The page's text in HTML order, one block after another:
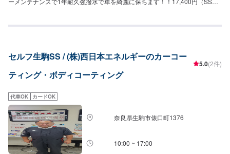
り付着した汚れが水と一緒に落ちます。（汚れによっては洗車をする必要も
ドキーパー（3〜8時間）ノーメンテナンスで3年間耐久より強いガラス被膜
で塗装により深いツヤをだし強固に守ります。49,900円（SS）55,100円
（S）60,400円（M）64,400円（L）70,900円（LL）90,700円（XL）◎Wダ
ンドキーパーと同様のガラス被膜が2層でより強固になり、計3層の被膜で車
の綺麗を保ちます。72,200円（SS）79,900円（S）87,600円（M）93,200円
（L）102,900円（LL）131,400円（XL）◎エコダイヤキーパー（3〜8時間）
ノーメンテナンスで3年耐久新たに開発されたECOプラスレジンを防ぐ独特
な防汚能力を持つ被膜で、自然の雨で汚れが落ちやすくなります。72,200円
（SS）79,900円（S）87,600円（M）93,200円（L）102,900円（LL）
131,400円（XL）【その他サイドメニュー】◎ホイールコーティング<シング
セルフ生駒SS / (株)西日本エネルギーのカーコー
ティング・ボディコーティング
5.0(2件)
代車OK カードOK
奈良県生駒市俵口町1376
10:00 ~ 17:00